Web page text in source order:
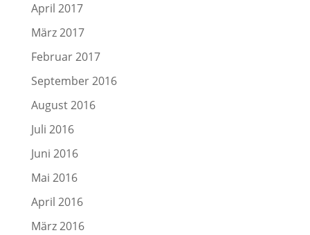
April 2017
März 2017
Februar 2017
September 2016
August 2016
Juli 2016
Juni 2016
Mai 2016
April 2016
März 2016